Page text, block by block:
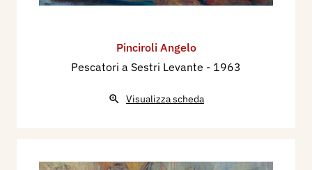
Pinciroli Angelo
Pescatori a Sestri Levante - 1963
Visualizza scheda